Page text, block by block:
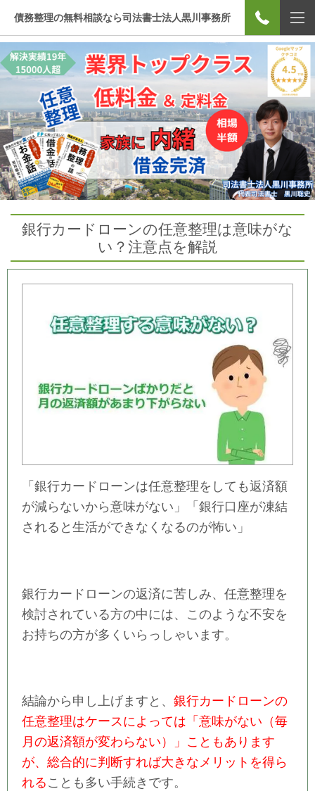
債務整理の無料相談なら司法書士法人黒川事務所
銀行カードローンの任意整理は意味がな
い？注意点を解説
「銀行カードローンは任意整理をしても返済額
が減らないから意味がない」「銀行口座が凍結
されると生活ができなくなるのが怖い」
銀行カードローンの返済に苦しみ、任意整理を
検討されている方の中には、このような不安を
お持ちの方が多くいらっしゃいます。
結論から申し上げますと、 銀行カードローンの
任意整理はケースによっては「意味がない（毎
月の返済額が変わらない）」こともあります
が、総合的に判断すれば大きなメリットを得ら
れることも多い手続きです。